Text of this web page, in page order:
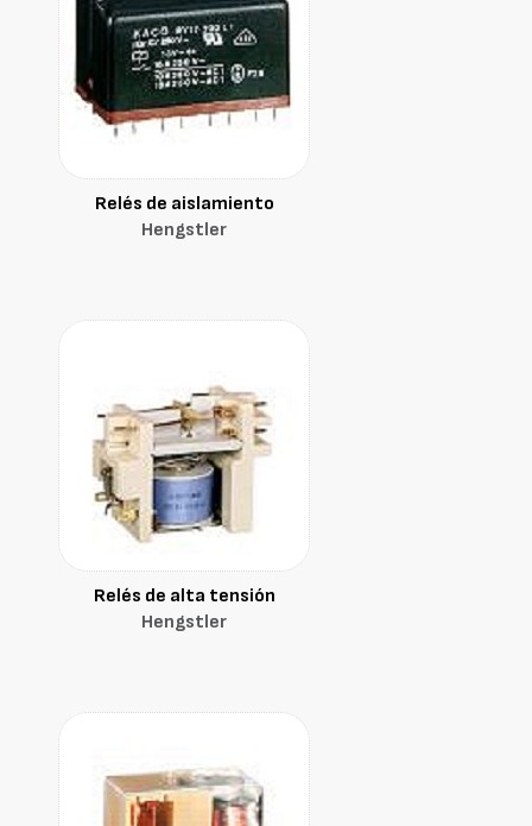
Relés de aislamiento
Hengstler
Relés de alta tensión
Hengstler